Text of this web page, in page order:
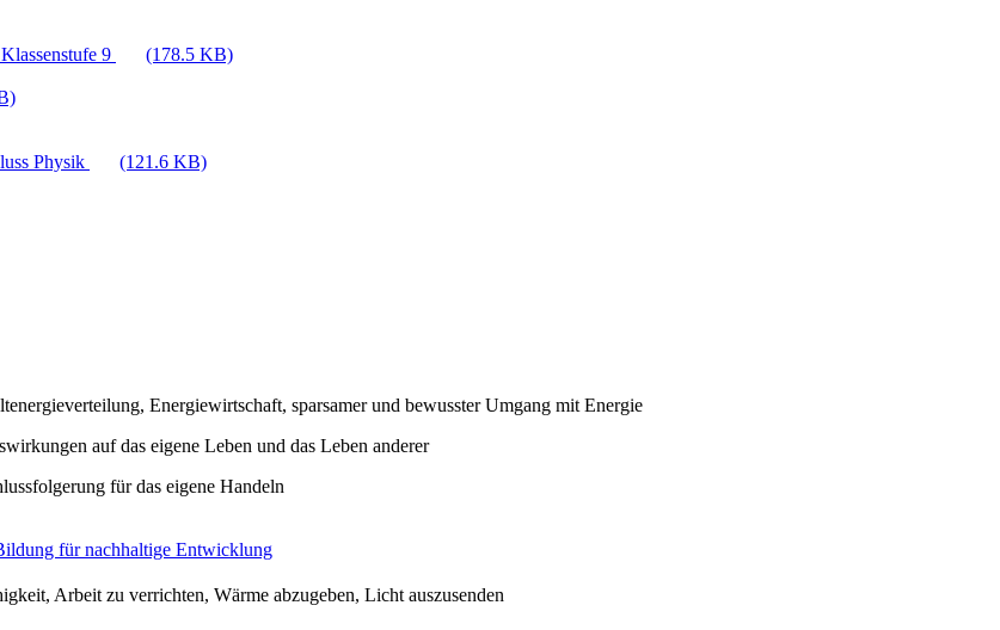
9
(178.5 KB)
Physik
(121.6 KB)
Energiewirtschaft, sparsamer und bewusster Umgang mit Energie
auf das eigene Leben und das Leben anderer
für das eigene Handeln
für nachhaltige Entwicklung
Arbeit zu verrichten, Wärme abzugeben, Licht auszusenden